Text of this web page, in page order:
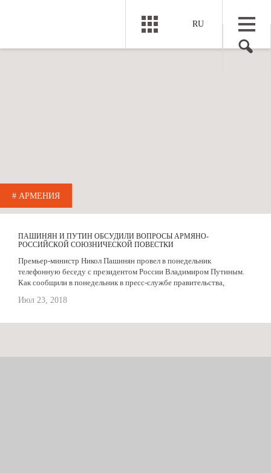
RU
# АРМЕНИЯ
ПАШИНЯН И ПУТИН ОБСУДИЛИ ВОПРОСЫ АРМЯНО-
РОССИЙСКОЙ СОЮЗНИЧЕСКОЙ ПОВЕСТКИ
Премьер-министр Никол Пашинян провел в понедельник
телефонную беседу с президентом России Владимиром Путиным.
Как сообщили в понедельник в пресс-службе правительства,
двусторонней армяно-российской союзнической...
Июл 23, 2018